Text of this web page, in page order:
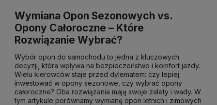
Wymiana Opon Sezonowych vs.
Opony Całoroczne – Które
Rozwiązanie Wybrać?
Wybór opon do samochodu to jedna z kluczowych
decyzji, która wpływa na bezpieczeństwo i komfort jazdy.
Wielu kierowców staje przed dylematem: czy lepiej
inwestować w opony sezonowe, czy wybrać opony
całoroczne? Oba rozwiązania mają swoje zalety i wady. W
tym artykule porównamy wymianę opon letnich i zimowych